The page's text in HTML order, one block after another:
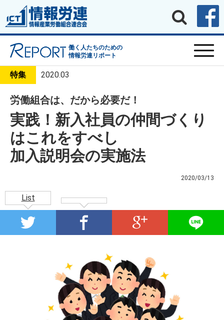
働く人たちのための
情報労連リポート
特集 2020.03
労働組合は、だから必要だ！
実践！新入社員の仲間づくり
はこれをすべし
加入説明会の実施法
2020/03/13
List